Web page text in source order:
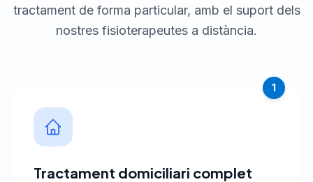
tractament de forma particular, amb el suport dels
nostres fisioterapeutes a distància.
1
Tractament domiciliari complet